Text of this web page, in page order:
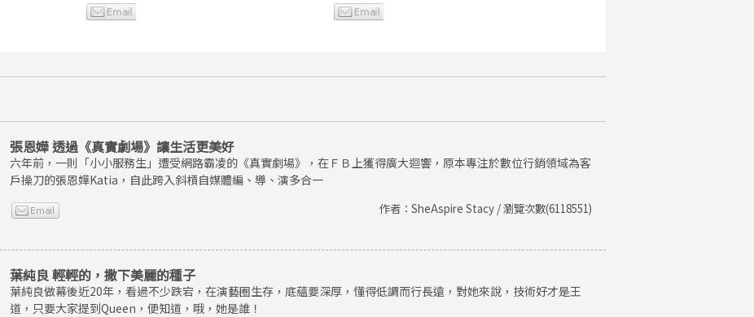
張恩嬅 透過《真實劇場》讓生活更美好
六年前，一則「小小服務生」遭受網路霸凌的《真實劇場》，在ＦＢ上獲得廣大迴響，原本專注於數位行銷領域為客
戶操刀的張恩嬅Katia，自此跨入斜槓自媒體編、導、演多合一
作者：SheAspire Stacy / 瀏覽次數(6118551)
葉純良 輕輕的，撒下美麗的種子
葉純良做幕後近20年，看過不少跌宕，在演藝圈生存，底蘊要深厚，懂得低調而行長遠，對她來說，技術好才是王
道，只要大家提到Queen，便知道，哦，她是誰！